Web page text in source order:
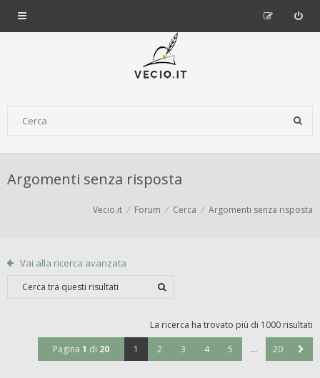
Argomenti senza risposta
Vecio.it Forum Cerca Argomenti senza risposta
Vai alla ricerca avanzata
La ricerca ha trovato più di 1000 risultati
Pagina 1 di 20 1 2 3 4 5 … 20